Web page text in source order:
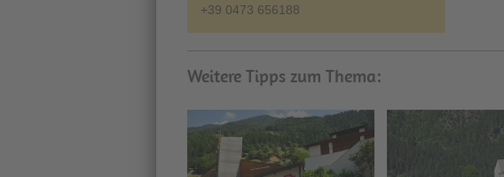
+39 0473 656188
Weitere Tipps zum Thema: